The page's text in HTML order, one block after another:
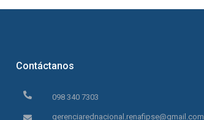
Contáctanos
098 340 7303
gerenciarednacional.renafipse@gmail.com